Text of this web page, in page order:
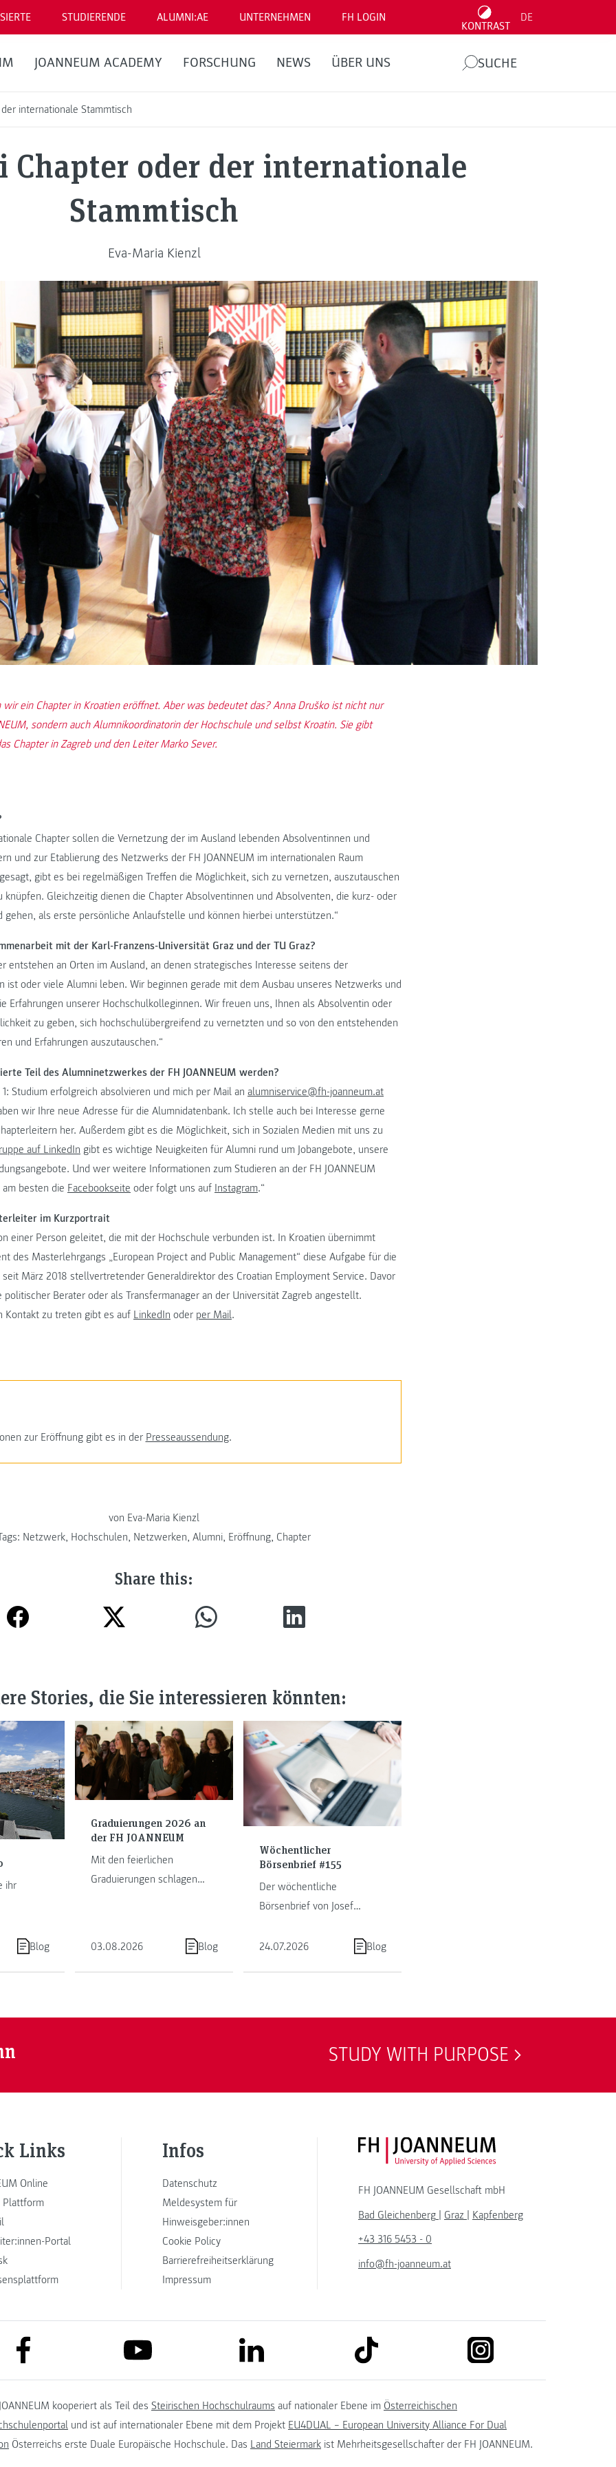
STUDIERENDE ALUMNI:AE UNTERNEHMEN FH LOGIN
KONTRAST
DE
JOANNEUM ACADEMY FORSCHUNG NEWS ÜBER UNS SUCHE
internationale Stammtisch
Chapter oder der internationale
Stammtisch
Eva-Maria Kienzl
wir ein Chapter in Kroatien eröffnet. Aber was bedeutet das? Anna Druško ist nicht nur
sondern auch Alumnikoordinatorin der Hochschule und selbst Kroatin. Sie gibt
Chapter in Zagreb und den Leiter Marko Sever.
Chapter sollen die Vernetzung der im Ausland lebenden Absolventinnen und
und zur Etablierung des Netzwerks der FH JOANNEUM im internationalen Raum
gibt es bei regelmäßigen Treffen die Möglichkeit, sich zu vernetzen, auszutauschen
knüpfen. Gleichzeitig dienen die Chapter Absolventinnen und Absolventen, die kurz- oder
gehen, als erste persönliche Anlaufstelle und können hierbei unterstützen.“
mit der Karl-Franzens-Universität Graz und der TU Graz?
entstehen an Orten im Ausland, an denen strategisches Interesse seitens der
ist oder viele Alumni leben. Wir beginnen gerade mit dem Ausbau unseres Netzwerks und
Erfahrungen unserer Hochschulkolleginnen. Wir freuen uns, Ihnen als Absolventin oder
zu geben, sich hochschulübergreifend zu vernetzten und so von den entstehenden
und Erfahrungen auszutauschen.“
Teil des Alumninetzwerkes der FH JOANNEUM werden?
Studium erfolgreich absolvieren und mich per Mail an alumniservice@fh-joanneum.at
wir Ihre neue Adresse für die Alumnidatenbank. Ich stelle auch bei Interesse gerne
her. Außerdem gibt es die Möglichkeit, sich in Sozialen Medien mit uns zu
auf LinkedIn gibt es wichtige Neuigkeiten für Alumni rund um Jobangebote, unsere
Und wer weitere Informationen zum Studieren an der FH JOANNEUM
besten die Facebookseite oder folgt uns auf Instagram.“
im Kurzportrait
einer Person geleitet, die mit der Hochschule verbunden ist. In Kroatien übernimmt
des Masterlehrgangs „European Project and Public Management“ diese Aufgabe für die
seit März 2018 stellvertretender Generaldirektor des Croatian Employment Service. Davor
Berater oder als Transfermanager an der Universität Zagreb angestellt.
Kontakt zu treten gibt es auf LinkedIn oder per Mail.
zur Eröffnung gibt es in der Presseaussendung.
von Eva-Maria Kienzl
Netzwerk, Hochschulen, Netzwerken, Alumni, Eröffnung, Chapter
Share this:
Stories, die Sie interessieren könnten:
ihr
Blog
Graduierungen 2026 an
der FH JOANNEUM
Mit den feierlichen
Graduierungen schlagen
Absolvent:innen auf. Die FH
03.08.2026 Blog
Wöchentlicher
Börsenbrief #155
Der wöchentliche
Börsenbrief von Josef
24.07.2026
Blog
STUDY WITH PURPOSE
Links
Online
Portal
Infos
Datenschutz
Meldesystem für
Hinweisgeber:innen
Cookie Policy
Barrierefreiheitserklärung
Impressum
FH JOANNEUM Logo
FH JOANNEUM Gesellschaft mbH
Bad Gleichenberg | Graz | Kapfenberg
+43 316 5453 - 0
info@fh-joanneum.at
link to facebook link to youtube link to linkedin link to tiktok
kooperiert als Teil des Steirischen Hochschulraums auf nationaler Ebene im Österreichischen
und ist auf internationaler Ebene mit dem Projekt EU4DUAL – European University Alliance For Dual
Österreichs erste Duale Europäische Hochschule. Das Land Steiermark ist Mehrheitsgesellschafter der FH JOANNEUM.